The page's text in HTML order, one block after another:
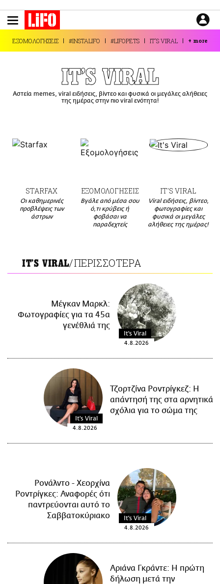
το
περιεχόμενο
ΜΙΚΡΟΠΡΑΓΜΑΤΑ
THE GOOD LIFO
LIFOLAND
ΕΙΔΗΣΕΙΣ
CULTURE
ΤΡΟΠΟΣ ΖΩΗΣ
PODCASTS
ΕΞΟΜΟΛΟΓΗΣΕΙΣ #INSTALIFO #LIFOPETS IT'S VIRAL + more
IT'S VIRAL
Αστεία memes, viral ειδήσεις, βίντεο και φυσικά οι μεγάλες αλήθειες
της ημέρας στην πιο viral ενότητα!
STARFAX
Οι καθημερινές
προβλέψεις των
άστρων
ΕΞΟΜΟΛΟΓΗΣΕΙΣ
Βγάλε από μέσα σου
ό,τι κρύβεις ή
φοβάσαι να
παραδεχτείς
IT'S VIRAL
Viral ειδήσεις, βίντεο,
φωτογραφίες και
φυσικά οι μεγάλες
αλήθειες της ημέρας!
IT'S VIRAL/ΠΕΡΙΣΣΟΤΕΡΑ
Μέγκαν Μαρκλ:
Φωτογραφίες για τα 45α
γενέθλιά της
It's Viral
4.8.2026
Τζορτζίνα Ροντρίγκεζ: Η
απάντησή της στα αρνητικά
σχόλια για το σώμα της
It's Viral
4.8.2026
Ρονάλντο - Χεορχίνα
Ροντρίγκες: Αναφορές ότι
παντρεύονται αυτό το
Σαββατοκύριακο
It's Viral
4.8.2026
Αριάνα Γκράντε: Η πρώτη
δήλωση μετά την